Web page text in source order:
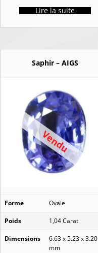
Lire la suite
Saphir – AIGS
Vendu
Forme Ovale
Poids 1,04 Carat
Dimensions
6.63 x 5.23 x 3.20
mm